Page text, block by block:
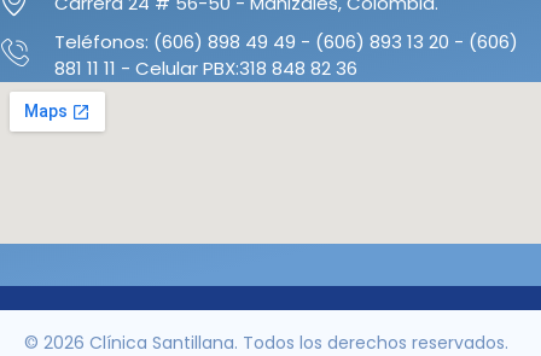
Teléfonos: (606) 898 49 49 - (606) 893 13 20 - (606)
881 11 11 - Celular PBX:318 848 82 36
© 2026 Clínica Santillana. Todos los derechos reservados.